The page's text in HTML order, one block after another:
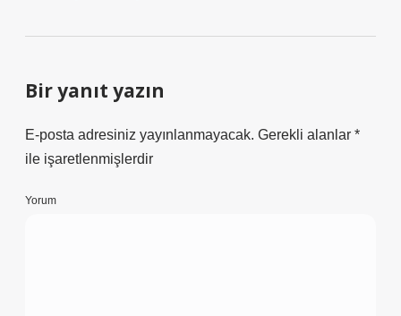
Bir yanıt yazın
E-posta adresiniz yayınlanmayacak. Gerekli alanlar *
ile işaretlenmişlerdir
Yorum